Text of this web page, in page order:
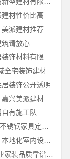
材性价比高
派建材推荐
筑请放心
靠谱一站式家装公司施工-南通宏域全宅装饰建材有限公司
装饰公开透明
嘉兴本地家装施工全包透明报价，嘉兴美派建材科技有限公司
有施工队
嘉兴绿色之家建材科技有限公司：本地化室内设计团队省心优选
嘉兴美居乐建材科技有限公司-专业家装品质靠谱服务